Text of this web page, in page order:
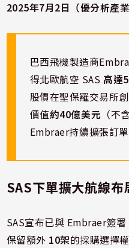
2025年7月2日（優分析產業
巴西飛機製造商
得北歐航空 SAS 高達
股價在聖保羅交易所
價值約40億美元 （不
Embraer持續擴張訂
SAS下單擴大航線布
SAS宣布已與 Embraer簽署
保留額外 10架的採購選擇